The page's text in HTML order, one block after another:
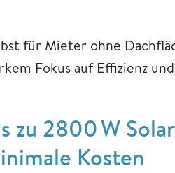
für Mieter ohne
Fokus auf Effizienz
zu 2800 W
Kosten